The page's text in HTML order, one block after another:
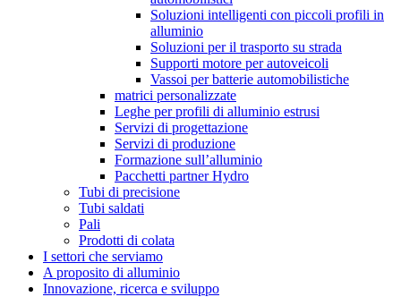
Soluzioni intelligenti con piccoli profili in
alluminio
Soluzioni per il trasporto su strada
Supporti motore per autoveicoli
Vassoi per batterie automobilistiche
matrici personalizzate
Leghe per profili di alluminio estrusi
Servizi di progettazione
Servizi di produzione
Formazione sull’alluminio
Pacchetti partner Hydro
Tubi di precisione
Tubi saldati
Pali
Prodotti di colata
I settori che serviamo
A proposito di alluminio
Innovazione, ricerca e sviluppo